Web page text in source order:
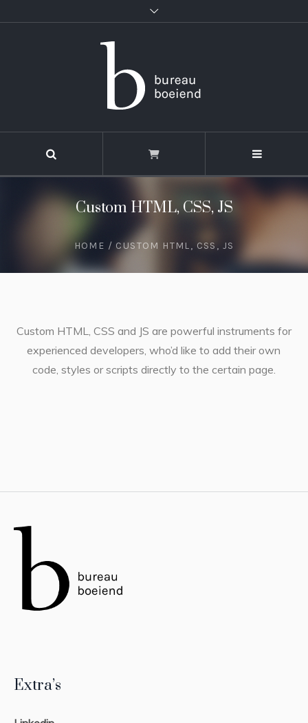
Custom HTML, CSS, JS
HOME / CUSTOM HTML, CSS, JS
Custom HTML, CSS and JS are powerful instruments for
experienced developers, who’d like to add their own
code, styles or scripts directly to the certain page.
Extra’s